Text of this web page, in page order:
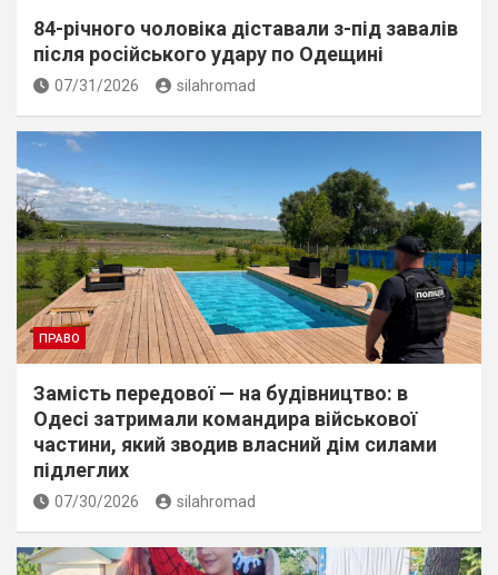
84-річного чоловіка діставали з-під завалів
пiсля росiйського удару по Одещині
07/31/2026 silahromad
ПРАВО
Замість передової — на будівництво: в
Одесі затримали командира військової
частини, який зводив власний дім силами
підлеглих
07/30/2026 silahromad